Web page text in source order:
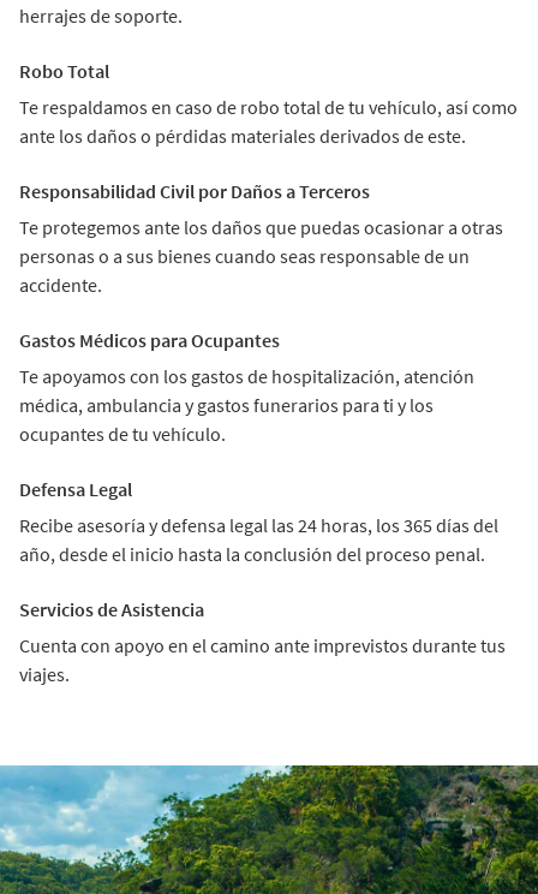
herrajes de soporte.
Robo Total
Te respaldamos en caso de robo total de tu vehículo, así como
ante los daños o pérdidas materiales derivados de este.
Responsabilidad Civil por Daños a Terceros
Te protegemos ante los daños que puedas ocasionar a otras
personas o a sus bienes cuando seas responsable de un
accidente.
Gastos Médicos para Ocupantes
Te apoyamos con los gastos de hospitalización, atención
médica, ambulancia y gastos funerarios para ti y los
ocupantes de tu vehículo.
Defensa Legal
Recibe asesoría y defensa legal las 24 horas, los 365 días del
año, desde el inicio hasta la conclusión del proceso penal.
Servicios de Asistencia
Cuenta con apoyo en el camino ante imprevistos durante tus
viajes.